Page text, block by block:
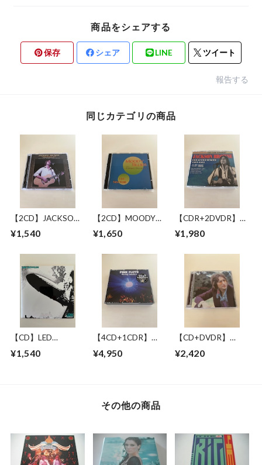
商品をシェアする
保存 シェア LINE ツイート
報告する
同じカテゴリの商品
【2CD】JACKSON
BROWNE / LONG
BEACH 1978 MIKE
CASSETTES
¥1,540
【2CD】MOODY
BLUES WITH
SYMPHONY
JUNE 1993
¥1,650
【CDR+2DVDR】
JACKSON BROWNE
/ GREAT
¥1,980
【CD】LED
ZEPPELIN
¥1,540
【4CD+1CDR】
RAVING LUNATICS
¥4,950
【CD+DVDR】
COLLECTION
¥2,420
その他の商品